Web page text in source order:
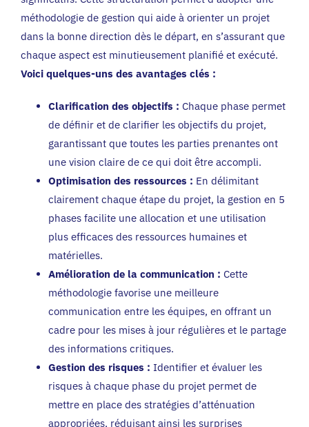
méthodologie de gestion qui aide à orienter un projet
dans la bonne direction dès le départ, en s’assurant que
chaque aspect est minutieusement planifié et exécuté.
Voici quelques-uns des avantages clés :
Clarification des objectifs : Chaque phase permet
de définir et de clarifier les objectifs du projet,
garantissant que toutes les parties prenantes ont
une vision claire de ce qui doit être accompli.
Optimisation des ressources : En délimitant
clairement chaque étape du projet, la gestion en 5
phases facilite une allocation et une utilisation
plus efficaces des ressources humaines et
matérielles.
Amélioration de la communication : Cette
méthodologie favorise une meilleure
communication entre les équipes, en offrant un
cadre pour les mises à jour régulières et le partage
des informations critiques.
Gestion des risques : Identifier et évaluer les
risques à chaque phase du projet permet de
mettre en place des stratégies d’atténuation
appropriées, réduisant ainsi les surprises